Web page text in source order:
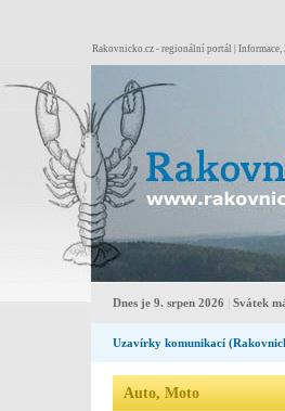
Rakovnicko.cz - regionální portál |
Dnes je 9. srpen 2026 Svátek
Uzavírky komunikací
Auto, Moto